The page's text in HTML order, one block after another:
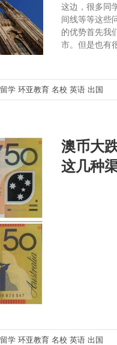
这边，很多同
间线等等这些
的优势首先我
市。但是也有
留学环亚教育名校英语出国
澳币大
这几种
留学环亚教育名校英语出国